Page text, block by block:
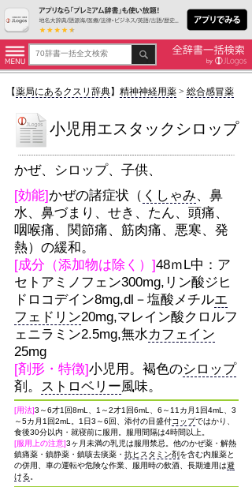
【薬局にあるクスリ辞典】 精神神経用薬> 総合感冒薬
小児用エスタックシロップ
かぜ、シロップ、子供、
[効能]かぜの諸症状（ くしゃみ、鼻
水、鼻づまり、せき、たん、頭痛、
咽喉痛、関節痛、筋肉痛、悪寒、発
熱）の緩和。
[成分（添加物は除く）]48ｍL中：ア
セトアミノフェン300mg,リン酸ジヒ
ドロコデイン8mg,dl－塩酸メチルエ
フェドリン20mg,マレイン酸クロルフ
ェニラミン2.5mg,無水カフェイン
25mg
[剤形・特徴]小児用。褐色のシロップ
剤。 ストロベリー風味。
[用法]3～6才1回8mL、1～2才1回6mL、6～11カ月1回4mL、3
～5カ月1回2mL。1日3～6回、添付の目盛付コップではかり、
食後30分以内・就寝前に服用。服用間隔は4時間以上。
[服用上の注意]3ヶ月未満の乳児は服用禁忌。他のかぜ薬・解熱
鎮痛薬・鎮静薬・鎮咳去痰薬・ 抗ヒスタミン剤 を含む内服薬と
の併用、車の運転や危険な作業、服用時の飲酒、長期連用は避
ける